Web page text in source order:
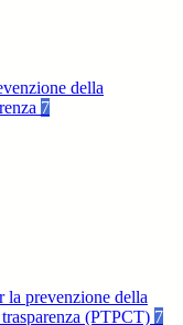
della
7
la prevenzione della
(PTPCT) 7